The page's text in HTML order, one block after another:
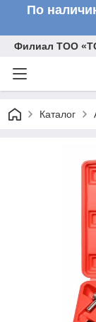
По
Филиал ТОО
Каталог